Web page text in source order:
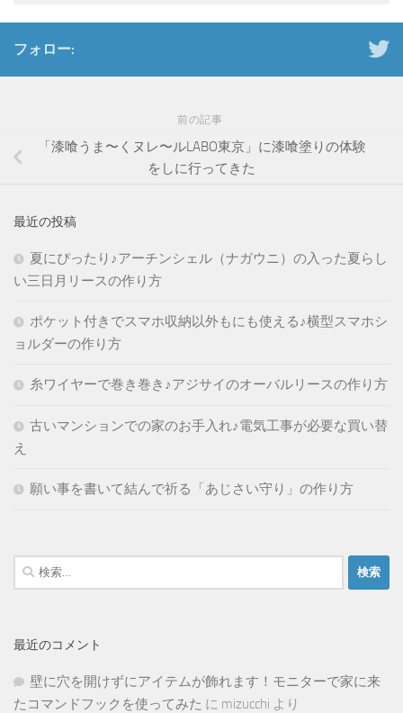
フォロー:
前の記事
「漆喰うま〜くヌレ〜ルLABO東京」に漆喰塗りの体験
をしに行ってきた
最近の投稿
夏にぴったり♪アーチンシェル（ナガウニ）の入った夏らし
い三日月リースの作り方
ポケット付きでスマホ収納以外もにも使える♪横型スマホシ
ョルダーの作り方
糸ワイヤーで巻き巻き♪アジサイのオーバルリースの作り方
古いマンションでの家のお手入れ♪電気工事が必要な買い替
え
願い事を書いて結んで祈る「あじさい守り」の作り方
検
索:
最近のコメント
壁に穴を開けずにアイテムが飾れます！モニターで家に来
たコマンドフックを使ってみた に mizucchi より